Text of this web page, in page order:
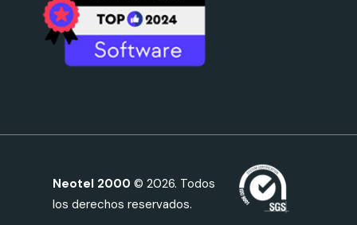
Neotel 2000 © 2026. Todos
los derechos reservados.